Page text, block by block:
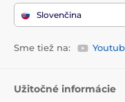
Slovenčina
Sme tiež na:
Užitočné informácie